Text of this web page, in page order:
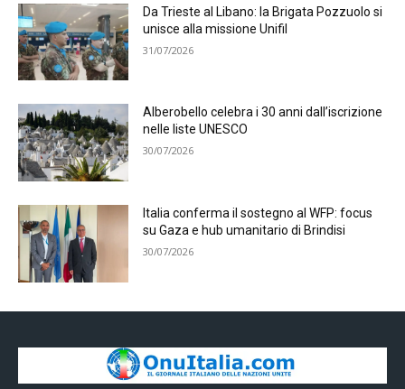
Da Trieste al Libano: la Brigata Pozzuolo si
unisce alla missione Unifil
31/07/2026
Alberobello celebra i 30 anni dall’iscrizione
nelle liste UNESCO
30/07/2026
Italia conferma il sostegno al WFP: focus
su Gaza e hub umanitario di Brindisi
30/07/2026